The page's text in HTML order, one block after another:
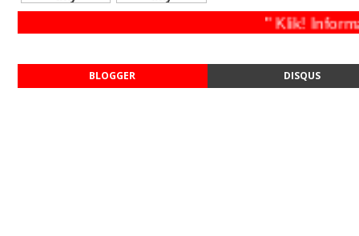
" Klik!
BLOGGER DISQUS